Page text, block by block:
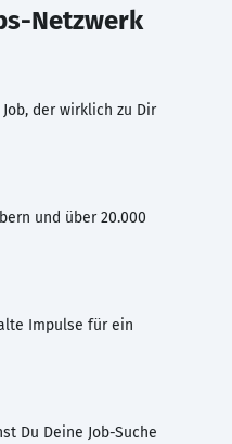
Netzwerk
der wirklich zu Dir
und über 20.000
Impulse für ein
Du Deine Job-Suche